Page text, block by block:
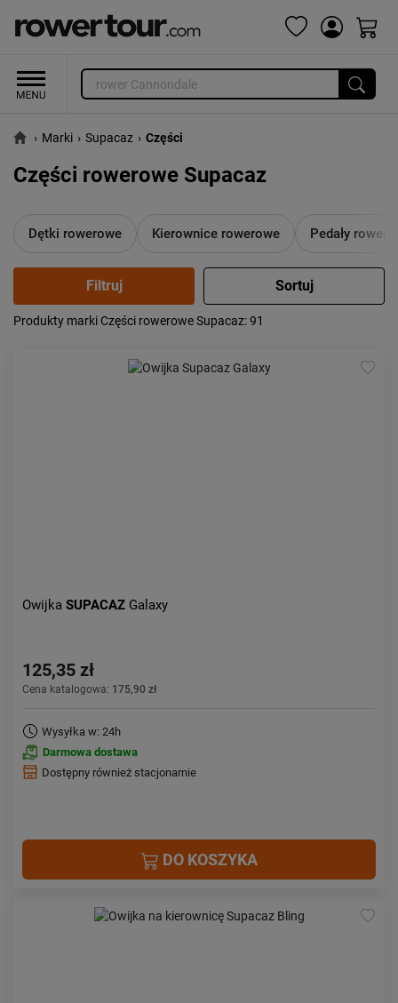
› Marki › Supacaz › Części
Części rowerowe Supacaz
Dętki rowerowe Kierownice rowerowe Pedały
Popularność:
od najwyższej
Produkty marki Części rowerowe Supacaz: 91
Owijka SUPACAZ Galaxy
125,35 zł
Cena katalogowa: 175,90 zł
Wysyłka w: 24h
Darmowa dostawa
Dostępny również stacjonarnie
DO KOSZYKA